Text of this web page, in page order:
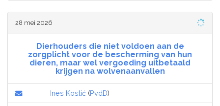
28 mei 2026
Dierhouders die niet voldoen aan de
zorgplicht voor de bescherming van hun
dieren, maar wel vergoeding uitbetaald
krijgen na wolvenaanvallen
Ines Kostić (PvdD)